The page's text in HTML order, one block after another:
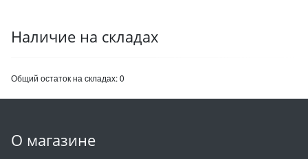
Наличие на складах
Общий остаток на складах:0
О магазине